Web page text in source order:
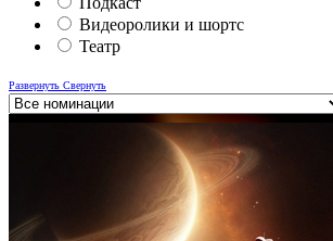
Видеоролики и шортс
Театр
Развернуть Свернуть